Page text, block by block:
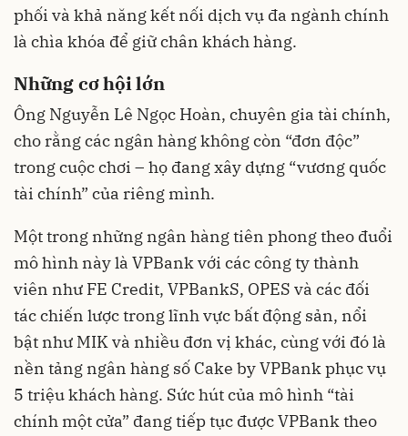
phối và khả năng kết nối dịch vụ đa ngành chính
là chìa khóa để giữ chân khách hàng.
Những cơ hội lớn
Ông Nguyễn Lê Ngọc Hoàn, chuyên gia tài chính,
cho rằng các ngân hàng không còn “đơn độc”
trong cuộc chơi – họ đang xây dựng “vương quốc
tài chính” của riêng mình.
Một trong những ngân hàng tiên phong theo đuổi
mô hình này là VPBank với các công ty thành
viên như FE Credit, VPBankS, OPES và các đối
tác chiến lược trong lĩnh vực bất động sản, nổi
bật như MIK và nhiều đơn vị khác, cùng với đó là
nền tảng ngân hàng số Cake by VPBank phục vụ
5 triệu khách hàng. Sức hút của mô hình “tài
chính một cửa” đang tiếp tục được VPBank theo